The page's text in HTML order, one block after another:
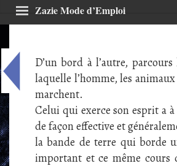
Zazie Mode d’Emploi
Agenda
Z’écritoires
Contraintes
L’oulipien de l’année
D’un bord à l’autre,
laquelle l’homme, les
marchent.
Celui qui exerce son esprit a
de façon effective et
la bande de terre qui borde
important et ce même cours